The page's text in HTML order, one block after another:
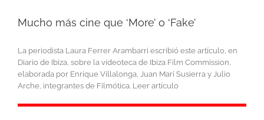
Mucho más cine que ‘More’ o ‘Fake’
La periodista Laura Ferrer Arambarri escribió este artículo, en
Diario de Ibiza, sobre la videoteca de Ibiza Film Commission,
elaborada por Enrique Villalonga, Juan Marí Susierra y Julio
Arche, integrantes de Filmótica. Leer artículo